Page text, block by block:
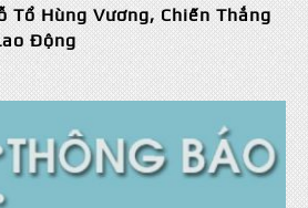
Tổ Hùng Vương, Chiến Thắng
Động